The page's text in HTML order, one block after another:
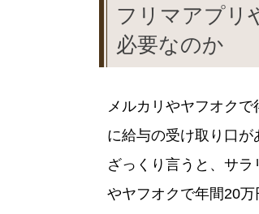
フリマアプリ
必要なのか
メルカリやヤフオク
に給与の受け取り口が
ざっくり言うと、サ
やヤフオクで年間20